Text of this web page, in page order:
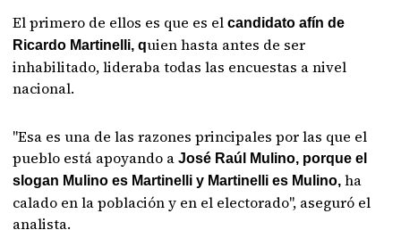
El primero de ellos es que es elcandidato afín de
Ricardo Martinelli, quien hasta antes de ser
inhabilitado, lideraba todas las encuestas a nivel
nacional.
"Esa es una de las razones principales por las que el
pueblo está apoyando a José Raúl Mulino, porque el
slogan Mulino es Martinelli y Martinelli es Mulino, ha
calado en la población y en el electorado", aseguró el
analista.